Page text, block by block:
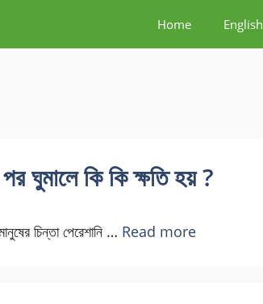
Home English
ঘুমালে কি কি ক্ষতি হয় ?
চিন্তা পেরেশানি … Read more